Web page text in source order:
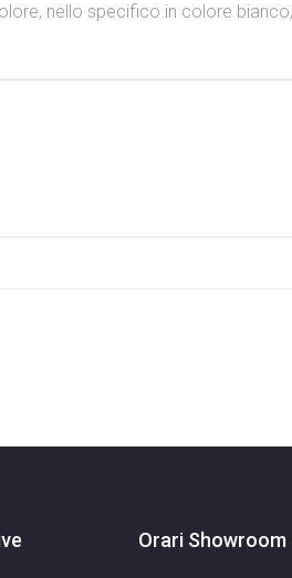
nello specifico in colore
Orari Showroom